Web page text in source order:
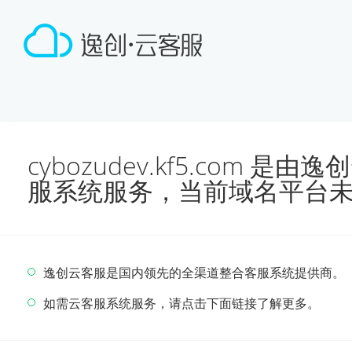
cybozudev.kf5.com 是由逸
服系统服务，当前域名平台
逸创云客服是国内领先的全渠道整合客服系统提供商。
如需云客服系统服务，请点击下面链接了解更多。